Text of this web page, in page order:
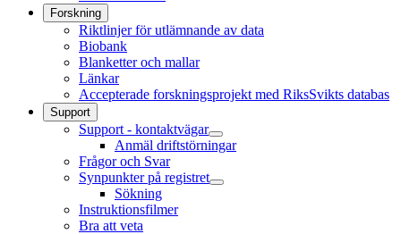
Forskning
Riktlinjer för utlämnande av data
Biobank
Blanketter och mallar
Länkar
Accepterade forskningsprojekt med RiksSvikts databas
Support
Support - kontaktvägar
Anmäl driftstörningar
Frågor och Svar
Synpunkter på registret
Sökning
Instruktionsfilmer
Bra att veta